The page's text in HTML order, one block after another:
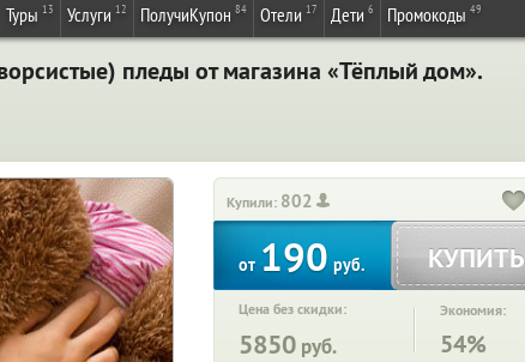
Туры 13 Услуги 12 ПолучиКупон 84 Отели 17 Дети 6 Промокоды 49
пледы от магазина «Тёплый дом».
Купили: 802
от190руб. КУПИТЬ
Цена без скидки:
5850 руб.
Экономия:
54%